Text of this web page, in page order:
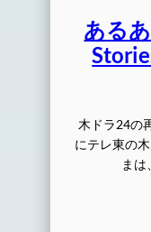
ある
木ドラ24の
にテレ東の
ま